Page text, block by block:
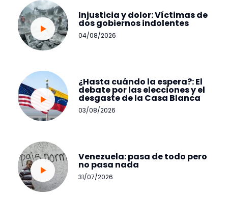
Injusticia y dolor: Víctimas de
dos gobiernos indolentes
04/08/2026
¿Hasta cuándo la espera?: El
debate por las elecciones y el
desgaste de la Casa Blanca
03/08/2026
Venezuela: pasa de todo pero
no pasa nada
31/07/2026